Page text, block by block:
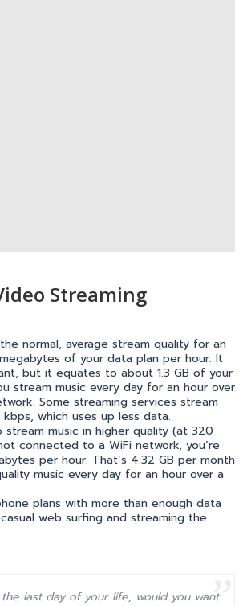
Streaming
normal, average stream quality for an
of your data plan per hour. It
but it equates to about 1.3 GB of your
stream music every day for an hour over
Some streaming services stream
which uses up less data.
music in higher quality (at 320
connected to a WiFi network, you’re
per hour. That’s 4.32 GB per month
music every day for an hour over a
plans with more than enough data
web surfing and streaming the
last day of your life, would you want